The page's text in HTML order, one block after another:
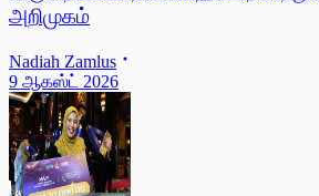
அறிமுகம்
Nadiah Zamlus
9 ஆகஸ்ட் 2026